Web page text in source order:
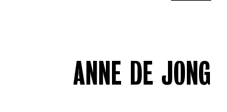
ANNE DE JONG